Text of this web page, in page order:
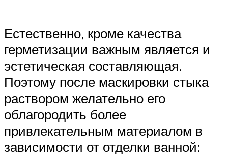
Естественно, кроме качества
герметизации важным является и
эстетическая составляющая.
Поэтому после маскировки стыка
раствором желательно его
облагородить более
привлекательным материалом в
зависимости от отделки ванной: